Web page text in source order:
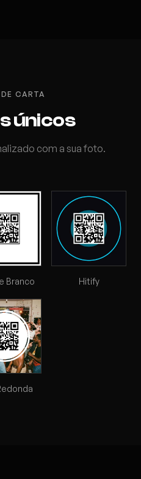
CARTA
únicos
com a sua foto.
Branco Hitify